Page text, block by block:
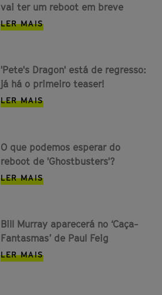
vai ter um reboot em breve
LER MAIS
'Pete's Dragon' está de regresso:
já há o primeiro teaser!
LER MAIS
O que podemos esperar do
reboot de 'Ghostbusters'?
LER MAIS
Bill Murray aparecerá no ‘Caça-
Fantasmas’ de Paul Feig
LER MAIS